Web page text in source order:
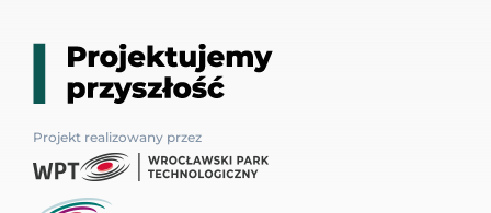
Projekt realizowany przez